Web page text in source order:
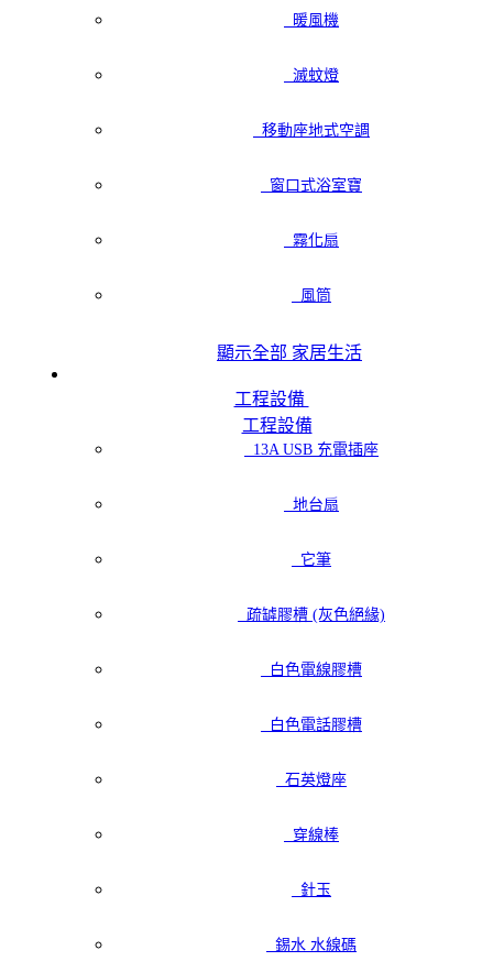
暖風機
滅蚊燈
移動座地式空調
窗口式浴室寶
霧化扇
風筒
顯示全部 家居生活
工程設備
工程設備
13A USB 充電插座
地台扇
它筆
疏罅膠槽 (灰色絕緣)
白色電線膠槽
白色電話膠槽
石英燈座
穿線棒
針玉
錫水 水線碼